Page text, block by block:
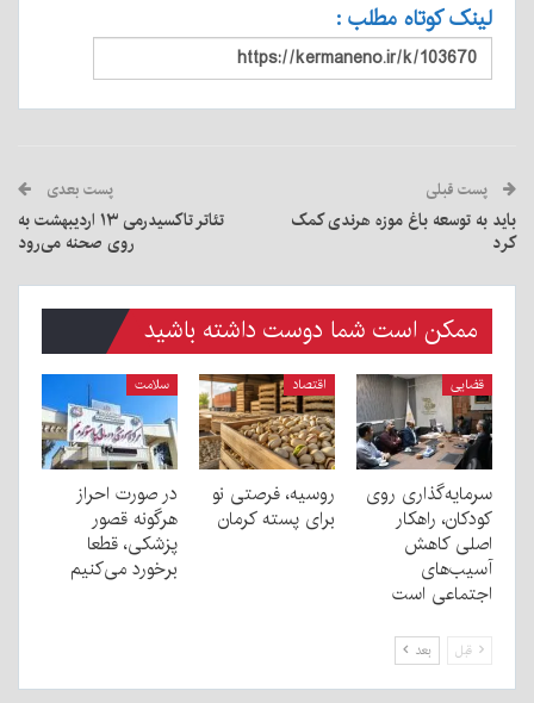
لینک کوتاه مطلب :
پست قبلی
باید به توسعه باغ موزه هرندی کمک
کرد
پست بعدی
تئاتر تاکسیدرمی ۱۳ اردیبهشت به
روی صحنه می‌رود
ممکن است شما دوست داشته باشید
قضایی
سرمایه‌گذاری روی
کودکان، راهکار
اصلی کاهش
آسیب‌های
اجتماعی است
اقتصاد
روسیه، فرصتی نو
برای پسته کرمان
سلامت
در صورت احراز
هرگونه قصور
پزشکی، قطعا
برخورد می‌کنیم
قبل بعد